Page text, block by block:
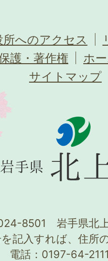
所へのアクセス
護・著作権
ホ
サイトマップ
8501 岩手県北
を記入すれば、住所
電話：0197-64-